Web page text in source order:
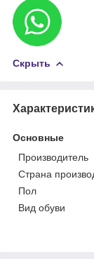
Скрыть
Основные
Производитель
Страна
Пол
Вид обуви